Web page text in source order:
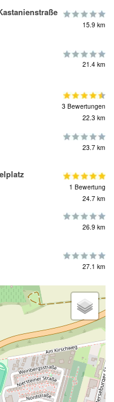
15.9 km
21.4 km
3 Bewertungen
22.3 km
23.7 km
1 Bewertung
24.7 km
26.9 km
27.1 km